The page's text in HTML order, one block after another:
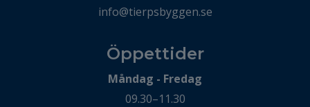
info@tierpsbyggen.se
Öppettider
Måndag - Fredag
09.30–11.30